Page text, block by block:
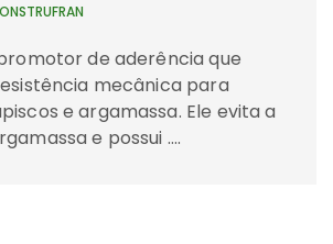
de aderência que
mecânica para
e argamassa. Ele evita a
e possui ….